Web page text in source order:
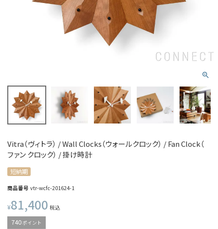
Vitra（ヴィトラ） / Wall Clocks（ウォールクロック） / Fan Clock（
ファン クロック） / 掛け時計
短納期
商品番号 vtr-wcfc-201624-1
¥81,400 税込
740ポイント